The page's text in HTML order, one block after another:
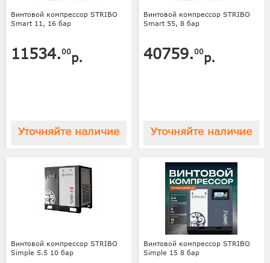
Винтовой компрессор STRIBO
Smart 11, 16 бар
11534.00р.
Уточняйте наличие
Винтовой компрессор STRIBO
Smart 55, 8 бар
40759.00р.
Уточняйте наличие
Винтовой компрессор STRIBO
Simple 5.5 10 бар
Винтовой компрессор STRIBO
Simple 15 8 бар